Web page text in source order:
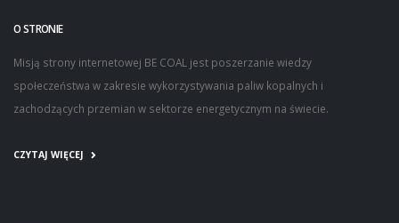
O STRONIE
Misją strony internetowej BE COAL jest poszerzanie wiedzy
społeczeństwa w zakresie wykorzystywania paliw kopalnych i
zachodzących przemian w sektorze energetycznym na świecie.
CZYTAJ WIĘCEJ